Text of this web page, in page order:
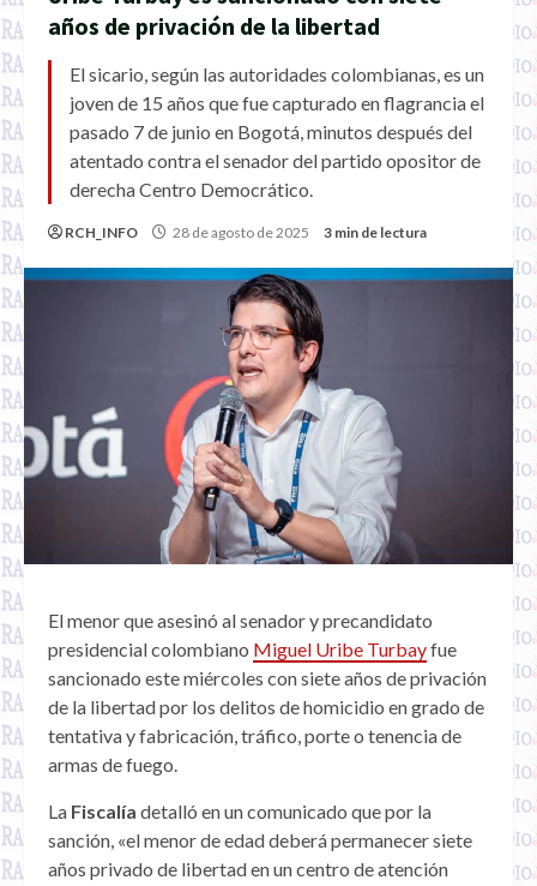
años de privación de la libertad
El sicario, según las autoridades colombianas, es un
joven de 15 años que fue capturado en flagrancia el
pasado 7 de junio en Bogotá, minutos después del
atentado contra el senador del partido opositor de
derecha Centro Democrático.
RCH_INFO 28 de agosto de 2025 3 min de lectura
El menor que asesinó al senador y precandidato
presidencial colombiano Miguel Uribe Turbayfue
sancionado este miércoles con siete años de privación
de la libertad por los delitos de homicidio en grado de
tentativa y fabricación, tráfico, porte o tenencia de
armas de fuego.
La Fiscalía detalló en un comunicado que por la
sanción, «el menor de edad deberá permanecer siete
años privado de libertad en un centro de atención